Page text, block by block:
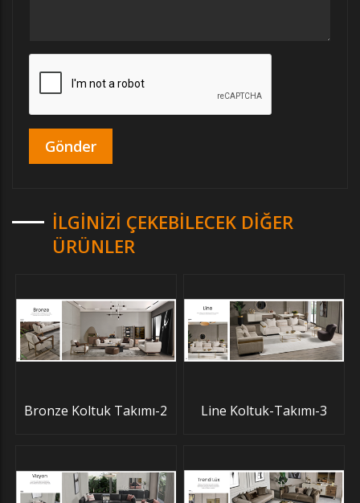
İLGINIZI ÇEKEBILECEK DIĞER
ÜRÜNLER
Bronze Koltuk Takımı-2 Line Koltuk-Takımı-3